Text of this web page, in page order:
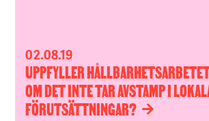
02.08.19
UPPFYLLER
OM DET INTE TAR AVSTAMP I
FÖRUTSÄTTNINGAR?